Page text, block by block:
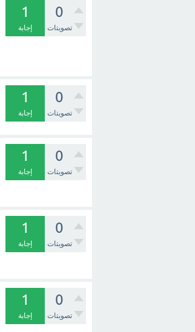
0
تصويتات
1
إجابة
0
تصويتات
1
إجابة
0
تصويتات
1
إجابة
0
تصويتات
1
إجابة
0
تصويتات
1
إجابة